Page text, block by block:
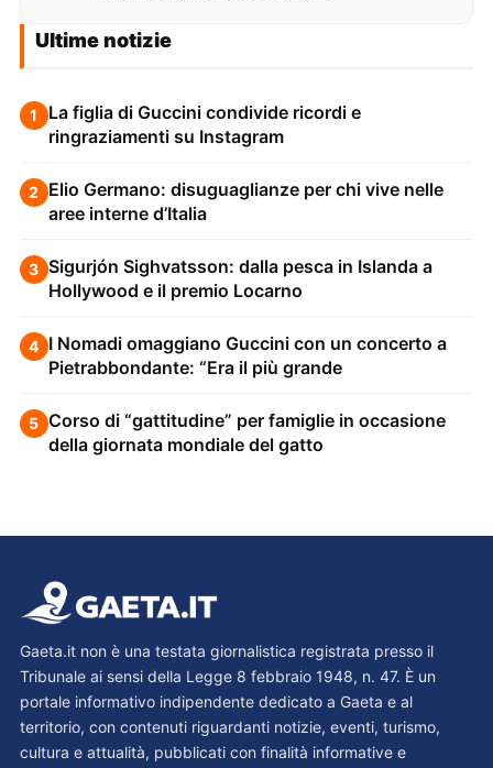
Ultime notizie
1
La figlia di Guccini condivide ricordi e
ringraziamenti su Instagram
2 Elio Germano: disuguaglianze per chi vive nelle
aree interne d’Italia
3 Sigurjón Sighvatsson: dalla pesca in Islanda a
Hollywood e il premio Locarno
4 I Nomadi omaggiano Guccini con un concerto a
Pietrabbondante: “Era il più grande
5 Corso di “gattitudine” per famiglie in occasione
della giornata mondiale del gatto
Gaeta.it non è una testata giornalistica registrata presso il
Tribunale ai sensi della Legge 8 febbraio 1948, n. 47. È un
portale informativo indipendente dedicato a Gaeta e al
territorio, con contenuti riguardanti notizie, eventi, turismo,
cultura e attualità, pubblicati con finalità informative e